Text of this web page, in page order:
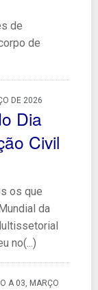
de
de
DE 2026
Dia
Civil
os que
da
no(...)
A 03, MARÇO